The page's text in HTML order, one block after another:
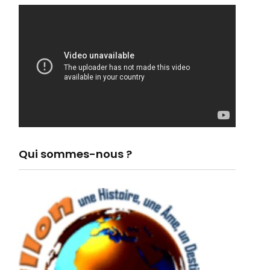
Qui sommes-nous ?